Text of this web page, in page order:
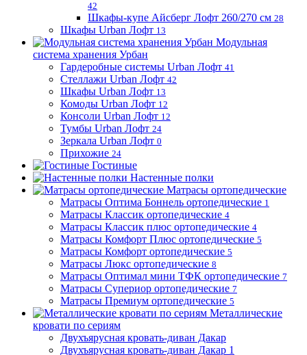
42
Шкафы-купе Айсберг Лофт 260/270 см 28
Шкафы Urban Лофт 13
Модульная
система хранения Урбан
Гардеробные системы Urban Лофт 41
Стеллажи Urban Лофт 42
Шкафы Urban Лофт 13
Комоды Urban Лофт 12
Консоли Urban Лофт 12
Тумбы Urban Лофт 24
Зеркала Urban Лофт 0
Прихожие 24
Гостиные
Настенные полки
Матрасы ортопедические
Матрасы Оптима Боннель ортопедические 1
Матрасы Классик ортопедические 4
Матрасы Классик плюс ортопедические 4
Матрасы Комфорт Плюс ортопедические 5
Матрасы Комфорт ортопедические 5
Матрасы Люкс ортопедические 8
Матрасы Оптимал мини ТФК ортопедические 7
Матрасы Супериор ортопедические 7
Матрасы Премиум ортопедические 5
Металлические
кровати по сериям
Двухъярусная кровать-диван Дакар
Двухъярусная кровать-диван Дакар 1